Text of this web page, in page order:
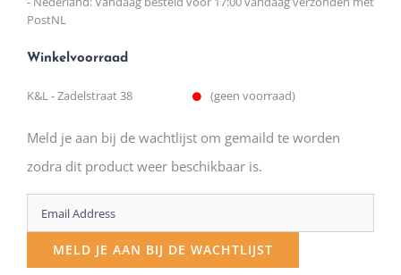
PostNL
Winkelvoorraad
K&L - Zadelstraat 38 (geen voorraad)
Meld je aan bij de wachtlijst om gemaild te worden
zodra dit product weer beschikbaar is.
Enter
your
email
MELD JE AAN BIJ DE WACHTLIJST